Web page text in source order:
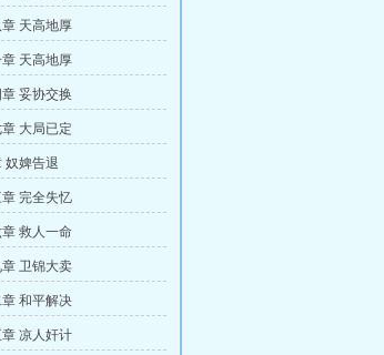
天高地厚
天高地厚
妥协交换
大局已定
奴婢告退
完全失忆
救人一命
卫锦大卖
和平解决
凉人奸计